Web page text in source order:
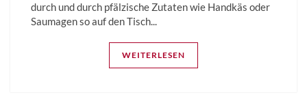
durch und durch pfälzische Zutaten wie Handkäs oder
Saumagen so auf den Tisch...
WEITERLESEN